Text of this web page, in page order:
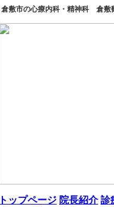
倉敷市の心療内科・精神科 倉敷
トップページ 院長紹介 診